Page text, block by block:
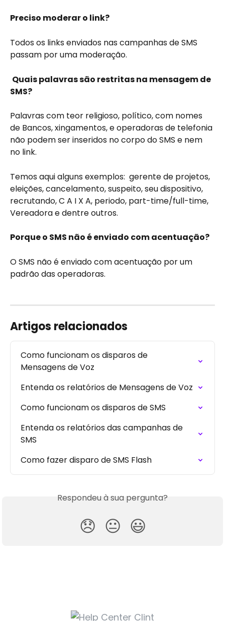
Preciso moderar o link?
Todos os links enviados nas campanhas de SMS
passam por uma moderação.
Quais palavras são restritas na mensagem de
SMS?
Palavras com teor religioso, político, com nomes
de Bancos, xingamentos, e operadoras de telefonia
não podem ser inseridos no corpo do SMS e nem
no link.
Temos aqui alguns exemplos:  gerente de projetos,
eleições, cancelamento, suspeito, seu dispositivo,
recrutando, C A I X A, periodo, part-time/full-time,
Vereadora e dentre outros.
Porque o SMS não é enviado com acentuação?
O SMS não é enviado com acentuação por um
padrão das operadoras.
Artigos relacionados
Como funcionam os disparos de
Mensagens de Voz
Entenda os relatórios de Mensagens de Voz
Como funcionam os disparos de SMS
Entenda os relatórios das campanhas de
SMS
Como fazer disparo de SMS Flash
Respondeu à sua pergunta?
😞 😐 😃